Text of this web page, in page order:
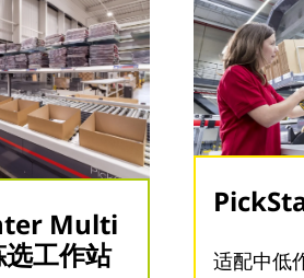
Multi
工作站
适配中低